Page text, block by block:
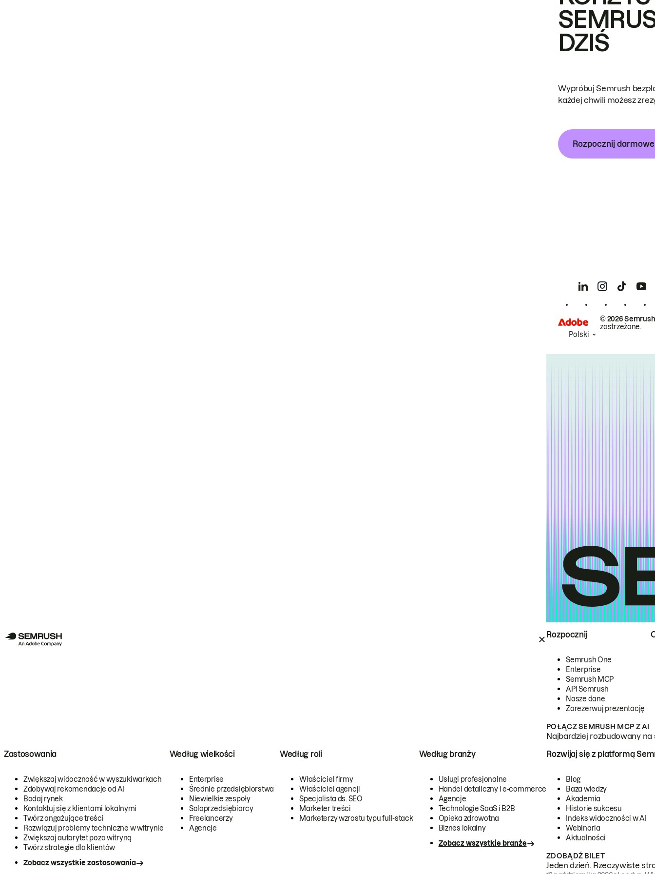
Rozpocznij
Semrush One
Enterprise
Semrush MCP
API Semrush
Nasze dane
Zarezerwuj prezentację
POŁĄCZ SEMRUSH MCP Z AI
Najbardziej rozbudowany
Zastosowania
Zwiększaj widoczność w wyszukiwarkach
Zdobywaj rekomendacje od AI
Badaj rynek
Kontaktuj się z klientami lokalnymi
Twórz angażujące treści
Rozwiązuj problemy techniczne w witrynie
Zwiększaj autorytet poza witryną
Twórz strategie dla klientów
Zobacz wszystkie zastosowania
Według wielkości
Enterprise
Średnie przedsiębiorstwa
Niewielkie zespoły
Soloprzedsiębiorcy
Freelancerzy
Agencje
Według roli
Właściciel firmy
Właściciel agencji
Specjalista ds. SEO
Marketer treści
Marketerzy wzrostu typu full-stack
Według branży
Usługi profesjonalne
Handel detaliczny i e-commerce
Agencje
Technologie SaaS i B2B
Opieka zdrowotna
Biznes lokalny
Zobacz wszystkie branże
Rozwijaj się z platformą
Blog
Baza wiedzy
Akademia
Historie sukcesu
Indeks widoczności w AI
Webinaria
Aktualności
ZDOBĄDŹ BILET
Jeden dzień. Rzeczywiste
DZIŚ
Wypróbuj Semrush
każdej chwili możesz
Rozpocznij
© 2026
zastrzeżone.
Polski